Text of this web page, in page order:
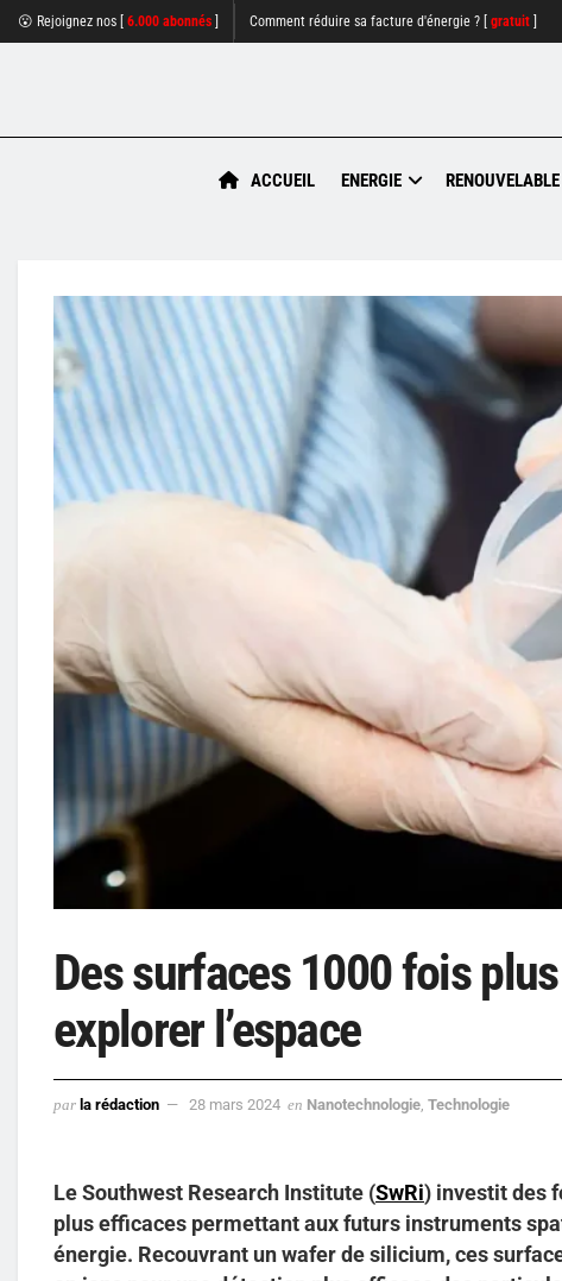
😮 Rejoignez nos [ 6.000 abonnés Comment réduire sa facture d'énergie ? [ gratuit
ACCUEIL ENERGIE RENOUVELABLE
Des surfaces 1000 fois
explorer l’espace
par la rédaction 28 mars 2024 en Nanotechnologie Technologie
Le Southwest Research Institute (SwRi) investit des
plus efficaces permettant aux futurs instruments
énergie. Recouvrant un wafer de silicium, ces